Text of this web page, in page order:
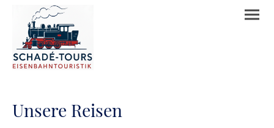
Unsere Reisen